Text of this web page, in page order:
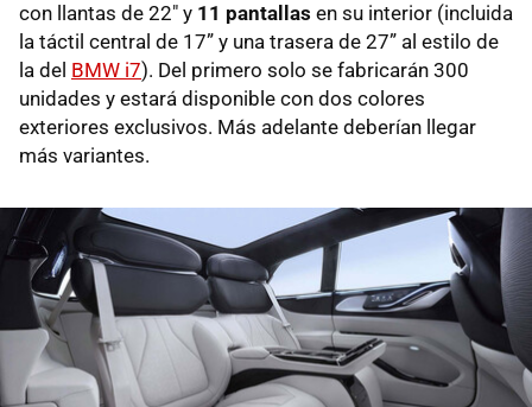
con llantas de 22" y 11 pantallas en su interior (incluida
la táctil central de 17” y una trasera de 27” al estilo de
la del BMW i7). Del primero solo se fabricarán 300
unidades y estará disponible con dos colores
exteriores exclusivos. Más adelante deberían llegar
más variantes.